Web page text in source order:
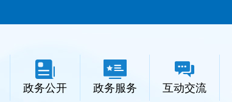
政务公开 政务服务 互动交流